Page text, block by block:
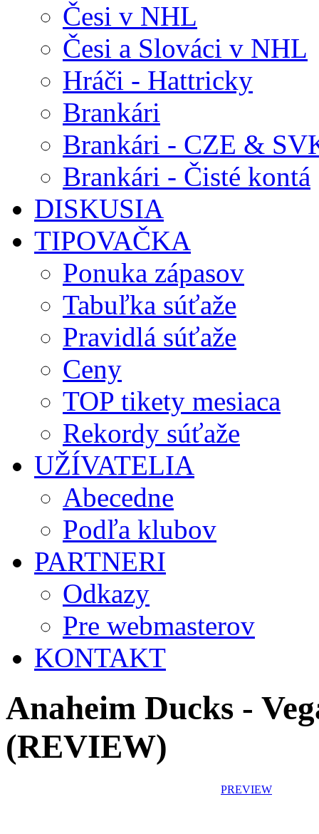
Česi v NHL
Česi a Slováci v NHL
Hráči - Hattricky
Brankári
Brankári - CZE &
Brankári - Čisté kontá
DISKUSIA
TIPOVAČKA
Ponuka zápasov
Tabuľka súťaže
Pravidlá súťaže
Ceny
TOP tikety mesiaca
Rekordy súťaže
UŽÍVATELIA
Abecedne
Podľa klubov
PARTNERI
Odkazy
Pre webmasterov
KONTAKT
Anaheim Ducks -
(REVIEW)
PREVIEW